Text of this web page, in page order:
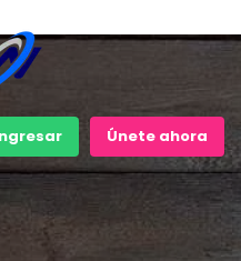
Únete ahora